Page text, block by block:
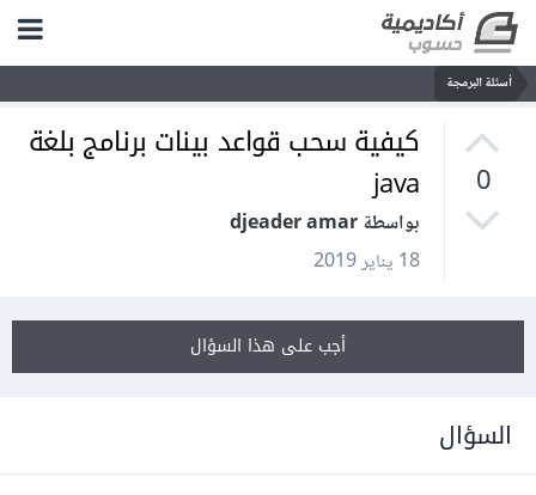
أسئلة البرمجة
0
كيفية سحب قواعد بينات برنامج بلغة
java
بواسطة djeader amar
18 يناير 2019
أجب على هذا السؤال
السؤال